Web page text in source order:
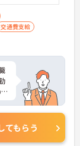
交通費支給
てもらう